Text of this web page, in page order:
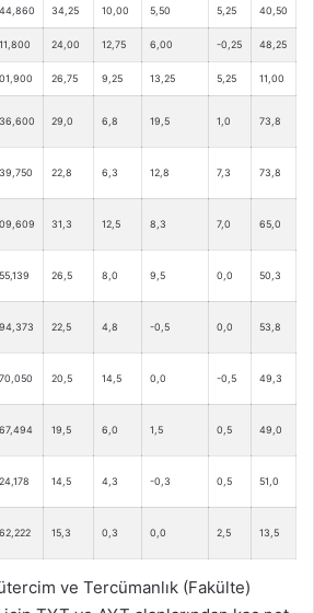
34,25 10,00 5,50 5,25 40,50
24,00 12,75 6,00 -0,25 48,25
26,75 9,25 13,25 5,25 11,00
29,0 6,8 19,5 1,0 73,8
22,8 6,3 12,8 7,3 73,8
31,3 12,5 8,3 7,0 65,0
26,5 8,0 9,5 0,0 50,3
22,5 4,8 -0,5 0,0 53,8
20,5 14,5 0,0 -0,5 49,3
19,5 6,0 1,5 0,5 49,0
14,5 4,3 -0,3 0,5 51,0
15,3 0,3 0,0 2,5 13,5
ve Tercümanlık (Fakülte)